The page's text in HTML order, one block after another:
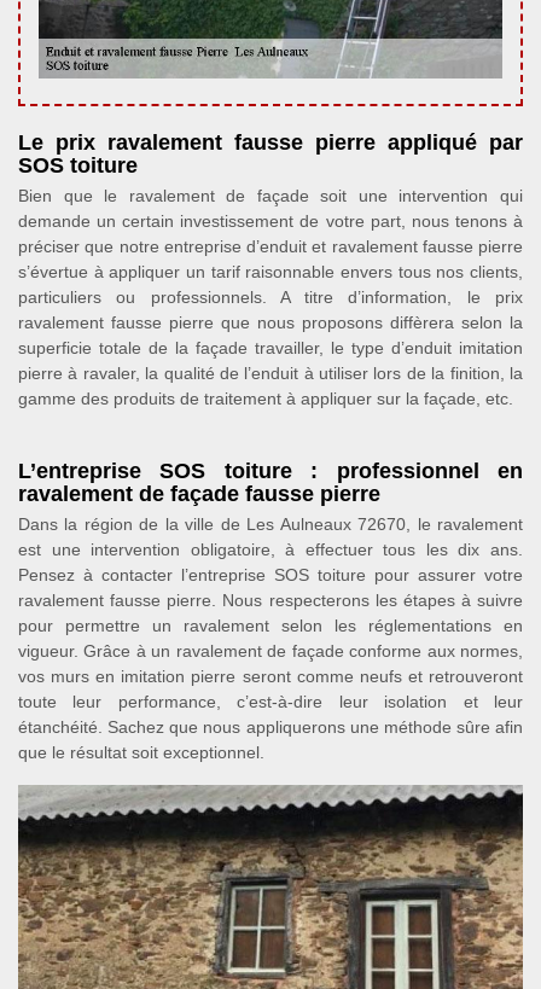
Le prix ravalement fausse pierre appliqué par
SOS toiture
Bien que le ravalement de façade soit une intervention qui
demande un certain investissement de votre part, nous tenons à
préciser que notre entreprise d’enduit et ravalement fausse pierre
s’évertue à appliquer un tarif raisonnable envers tous nos clients,
particuliers ou professionnels. A titre d’information, le prix
ravalement fausse pierre que nous proposons diffèrera selon la
superficie totale de la façade travailler, le type d’enduit imitation
pierre à ravaler, la qualité de l’enduit à utiliser lors de la finition, la
gamme des produits de traitement à appliquer sur la façade, etc.
L’entreprise SOS toiture : professionnel en
ravalement de façade fausse pierre
Dans la région de la ville de Les Aulneaux 72670, le ravalement
est une intervention obligatoire, à effectuer tous les dix ans.
Pensez à contacter l’entreprise SOS toiture pour assurer votre
ravalement fausse pierre. Nous respecterons les étapes à suivre
pour permettre un ravalement selon les réglementations en
vigueur. Grâce à un ravalement de façade conforme aux normes,
vos murs en imitation pierre seront comme neufs et retrouveront
toute leur performance, c’est-à-dire leur isolation et leur
étanchéité. Sachez que nous appliquerons une méthode sûre afin
que le résultat soit exceptionnel.